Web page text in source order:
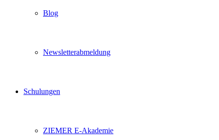
Blog
Newsletterabmeldung
Schulungen
ZIEMER E-Akademie